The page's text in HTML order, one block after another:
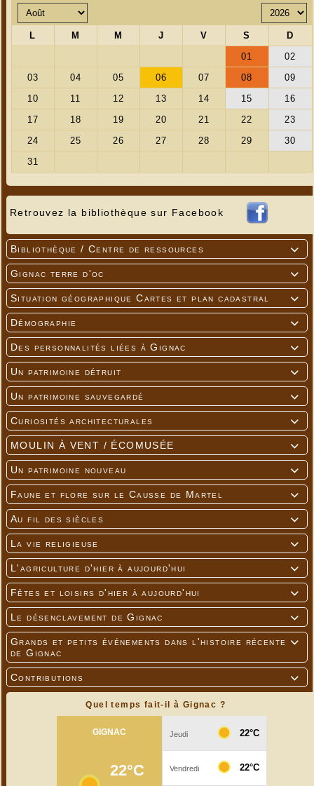
Retrouvez la bibliothèque sur Facebook

Bibliothèque / Centre de ressources

Gignac terre d'oc

Situation géographique Cartes et plan cadastral

Démographie

Des personnalités liées à Gignac

Un patrimoine détruit

Un patrimoine sauvegardé

Curiosités architecturales

MOULIN À VENT / ÉCOMUSÉE

Un patrimoine nouveau

Faune et flore sur le Causse de Martel

Au fil des siècles

La vie religieuse

L'agriculture d'hier à aujourd'hui

Fêtes et loisirs d'hier à aujourd'hui

Le désenclavement de Gignac

Grands et petits événements dans l'histoire récente
de Gignac

Contributions
Quel temps fait-il à Gignac ?